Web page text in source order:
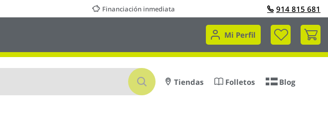
Financiación inmediata 914 815 681
Mi Perfil
Mi
Buscar
Tiendas Folletos Blog